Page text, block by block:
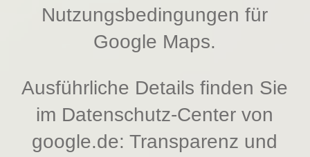
Nutzungsbedingungen für
Google Maps.
Ausführliche Details finden Sie
im Datenschutz-Center von
google.de:Transparenz und